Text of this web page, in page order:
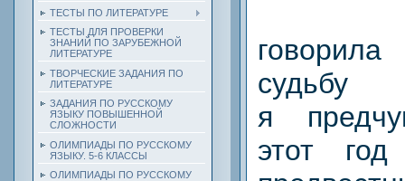
ТЕСТЫ ПО ЛИТЕРАТУРЕ
ТЕСТЫ ДЛЯ ПРОВЕРКИ
ЗНАНИЙ ПО ЗАРУБЕЖНОЙ
ЛИТЕРАТУРЕ
ТВОРЧЕСКИЕ ЗАДАНИЯ ПО
ЛИТЕРАТУРЕ
ЗАДАНИЯ ПО РУССКОМУ
ЯЗЫКУ ПОВЫШЕННОЙ
СЛОЖНОСТИ
ОЛИМПИАДЫ ПО РУССКОМУ
ЯЗЫКУ. 5-6 КЛАССЫ
ОЛИМПИАДЫ ПО РУССКОМУ
судьбу
я
этот